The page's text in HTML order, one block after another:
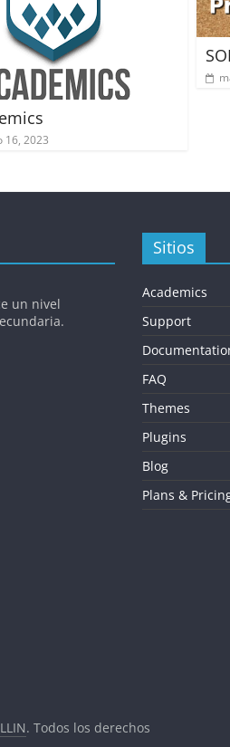
16, 2023
un nivel
Sitios
Academics
Support
FAQ
Themes
Plugins
Blog
Plans &
. Todos los derechos